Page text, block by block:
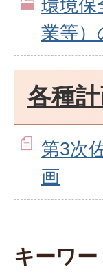
環境保
業等）
各種
第3次
画
キーワー